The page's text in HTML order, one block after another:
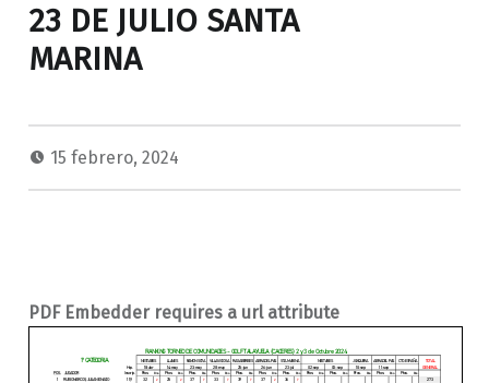
23 DE JULIO SANTA
MARINA
15 febrero, 2024
PDF Embedder requires a url attribute